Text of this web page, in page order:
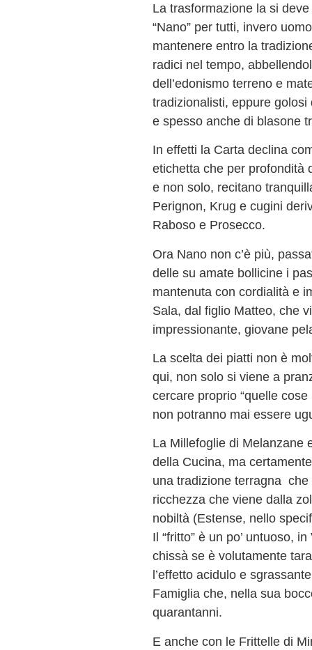
La trasformazione la si
“Nano” per tutti, invero
mantenere entro la
radici nel tempo,
dell’edonismo terreno e
tradizionalisti, eppure
e spesso anche di blasone
In effetti la Carta declina
etichetta che per profondità
e non solo, recitano
Perignon, Krug e cugini
Raboso e Prosecco.
Ora Nano non c’è più,
delle su amate bollicine i
mantenuta con cordialità e
Sala, dal figlio Matteo, che
impressionante, giovane
La scelta dei piatti non è
qui, non solo si viene a
cercare proprio “quelle
non potranno mai essere
La Millefoglie di Melanzane
della Cucina, ma
una tradizione terragna
ricchezza che viene dalla
nobiltà (Estense, nello
Il “fritto” è un po’ untuoso,
chissà se è volutamente
l’effetto acidulo e
Famiglia che, nella sua
quarantanni.
E anche con le Frittelle di